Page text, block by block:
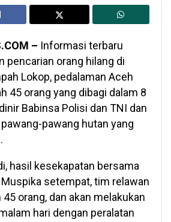
– Informasi terbaru
pencarian orang hilang di
Lokop, pedalaman Aceh
45 orang yang dibagi dalam 8
Babinsa Polisi dan TNI dan
pawang hutan yang
hasil kesekapatan bersama
setempat, tim relawan
orang, dan akan melakukan
hari dengan peralatan